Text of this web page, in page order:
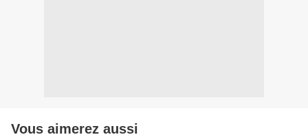
Vous aimerez aussi